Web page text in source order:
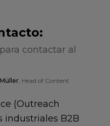
:
contactar al
, Head of Content
(Outreach
industriales B2B